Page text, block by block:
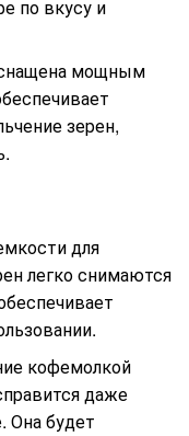
по вкусу и
мощным
зерен,
для
легко снимаются
кофемолкой
даже
Она будет